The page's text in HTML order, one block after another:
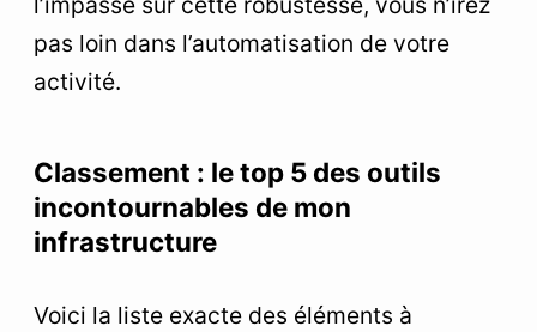
pas loin dans l’automatisation de votre
activité.
Classement : le top 5 des outils
incontournables de mon
infrastructure
Voici la liste exacte des éléments à